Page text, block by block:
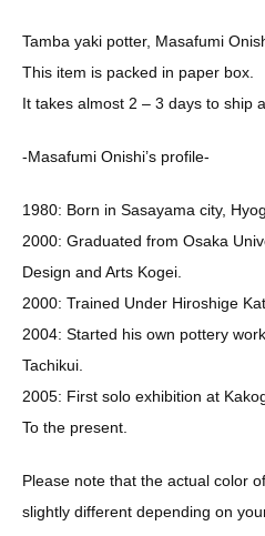
Tamba yaki potter, Masafumi
This item is packed in paper box.
It takes almost 2 – 3 days to ship
-Masafumi Onishi’s profile-
1980: Born in Sasayama city,
2000: Graduated from Osaka
Design and Arts Kogei.
2000: Trained Under Hiroshige
2004: Started his own pottery
Tachikui.
2005: First solo exhibition at
To the present.
Please note that the actual color
slightly different depending on